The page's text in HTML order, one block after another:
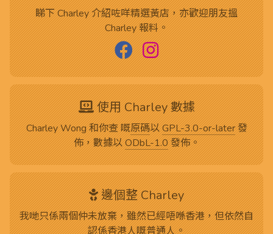
睇下 Charley 介紹咗咩精選黃店，亦歡迎朋友搵
Charley 報料。
使用 Charley 數據
Charley Wong 和你查 嘅原碼以GPL-3.0-or-later發
佈，數據以ODbL-1.0發佈。
邊個整 Charley
我哋只係兩個仲未放棄，雖然已經唔喺香港，但依然自
認係香港人嘅普通人。